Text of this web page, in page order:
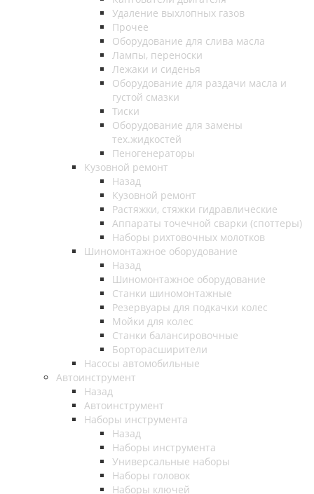
Удаление выхлопных газов
Прочее
Оборудование для слива масла
Лампы, переноски
Лежаки и сиденья
Оборудование для раздачи масла и
густой смазки
Тиски
Оборудование для замены
тех.жидкостей
Пеногенераторы
Кузовной ремонт
Назад
Кузовной ремонт
Растяжки, стяжки гидравлические
Аппараты точечной сварки (споттеры)
Наборы рихтовочных молотков
Шиномонтажное оборудование
Назад
Шиномонтажное оборудование
Станки шиномонтажные
Резервуары для подкачки колес
Мойки для колес
Станки балансировочные
Борторасширители
Насосы автомобильные
Автоинструмент
Назад
Автоинструмент
Наборы инструмента
Назад
Наборы инструмента
Универсальные наборы
Наборы головок
Наборы ключей